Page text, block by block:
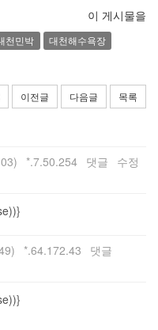
이 게시물을
천민박
대천해수욕장
이전글 다음글 목록
*.7.50.254 댓글
수정
*.64.172.43
댓글